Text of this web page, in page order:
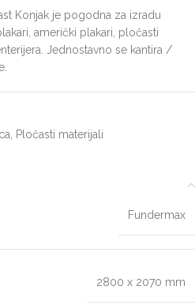
Konjak je pogodna za izradu
američki plakari, pločasti
Jednostavno se kantira /
Pločasti materijali
Fundermax
2800 x 2070 mm